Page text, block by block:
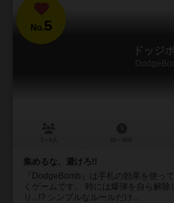
No.5
ドッジ
集めるな、避けろ!!
『DodgeBomb』は手札の効果を使っ
くゲームです。 時には爆弾を自ら解
り...!? シンプルなルールだけ...